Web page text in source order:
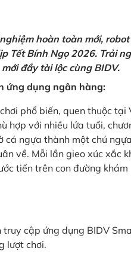
hoàn toàn mới,
Tết Bính Ngọ 2026. Trải
đầy tài lộc cùng BIDV.
ứng dụng ngân hàng:
phổ biến, quen thuộc
hợp với nhiều lứa tuổi,
ngựa thành một chú
về. Mỗi lần gieo xúc xắc
tiến trên con đường
cập ứng dụng BIDV
lượt chơi.